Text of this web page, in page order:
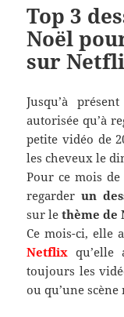
Top 3
Noël
sur
Jusqu’à
autorisée qu’à
petite vidéo de
les cheveux le
Pour ce mois
regarderun
sur lethème de
Ce mois-ci, elle
Netflix qu’elle
toujours les
ou qu’une